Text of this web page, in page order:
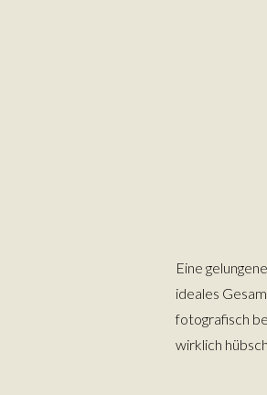
Eine
ideales
fotografisch
wirklich